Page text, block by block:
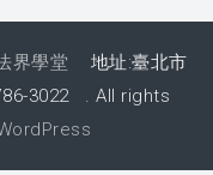
界學堂 地址:臺北市
3022 . All rights